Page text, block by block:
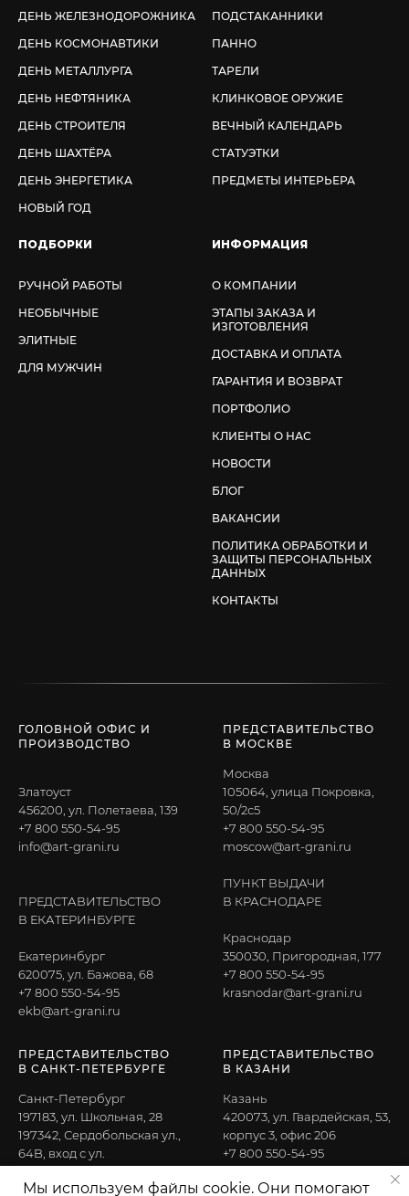
Мы используем файлы cookie. Они помогают
ДЕНЬ ЖЕЛЕЗНОДОРОЖНИКА
ДЕНЬ КОСМОНАВТИКИ
ДЕНЬ МЕТАЛЛУРГА
ДЕНЬ НЕФТЯНИКА
ДЕНЬ СТРОИТЕЛЯ
ДЕНЬ ШАХТЁРА
ДЕНЬ ЭНЕРГЕТИКА
НОВЫЙ ГОД
ПОДСТАКАННИКИ
ПАННО
ТАРЕЛИ
КЛИНКОВОЕ ОРУЖИЕ
ВЕЧНЫЙ КАЛЕНДАРЬ
СТАТУЭТКИ
ПРЕДМЕТЫ ИНТЕРЬЕРА
ПОДБОРКИ
РУЧНОЙ РАБОТЫ
НЕОБЫЧНЫЕ
ЭЛИТНЫЕ
ДЛЯ МУЖЧИН
ИНФОРМАЦИЯ
О КОМПАНИИ
ЭТАПЫ ЗАКАЗА И
ИЗГОТОВЛЕНИЯ
ДОСТАВКА И ОПЛАТА
ГАРАНТИЯ И ВОЗВРАТ
ПОРТФОЛИО
КЛИЕНТЫ О НАС
НОВОСТИ
БЛОГ
ВАКАНСИИ
ПОЛИТИКА ОБРАБОТКИ И
ЗАЩИТЫ ПЕРСОНАЛЬНЫХ
ДАННЫХ
КОНТАКТЫ
ГОЛОВНОЙ ОФИС И
ПРОИЗВОДСТВО
Златоуст
456200, ул. Полетаева, 139
+7 800 550-54-95
info@art-grani.ru
ПРЕДСТАВИТЕЛЬСТВО
В ЕКАТЕРИНБУРГЕ
Екатеринбург
620075, ул. Бажова, 68
+7 800 550-54-95
ekb@art-grani.ru
ПРЕДСТАВИТЕЛЬСТВО
В МОСКВЕ
Москва
105064, улица Покровка,
50/2с5
+7 800 550-54-95
moscow@art-grani.ru
ПУНКТ ВЫДАЧИ
В КРАСНОДАРЕ
Краснодар
350030, Пригородная, 177
+7 800 550-54-95
krasnodar@art-grani.ru
ПРЕДСТАВИТЕЛЬСТВО
В САНКТ-ПЕТЕРБУРГЕ
Санкт-Петербург
197183, ул. Школьная, 28
197342, Сердобольская ул.,
64B, вход с ул.
+7 800 550-54-95
ПРЕДСТАВИТЕЛЬСТВО
В КАЗАНИ
Казань
420073, ул. Гвардейская, 53,
корпус 3, офис 206
+7 800 550-54-95